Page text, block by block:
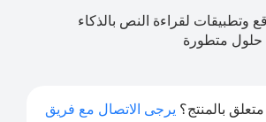
9 مواقع وتطبيقات لقراءة النص بالذكاء
حلول متطورة
بالمنتج؟ يرجى الاتصال مع فريق